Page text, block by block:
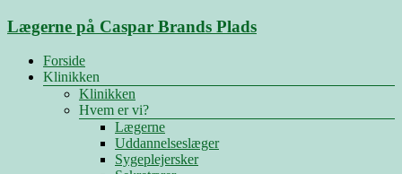
Skip
content
Lægerne på Caspar Brands Plads
Menu
Forside
Klinikken
Klinikken
Hvem er vi?
Lægerne
Uddannelseslæger
Sygeplejersker